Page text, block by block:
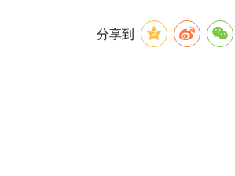
分享到